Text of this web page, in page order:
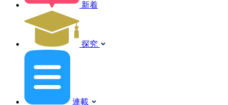
新着
探究
連載